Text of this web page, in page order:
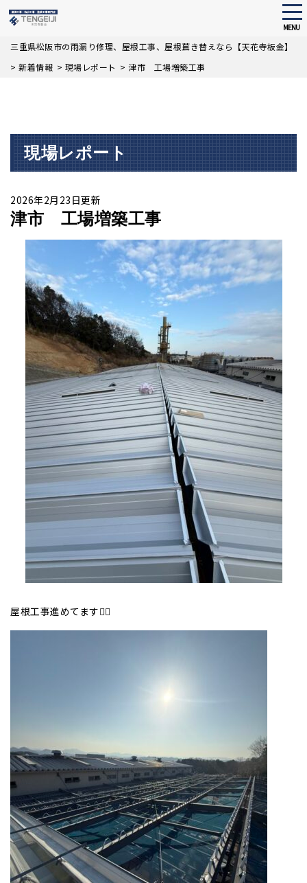
Skip
main
MENU
三重県松阪市の雨漏り修理、屋根工事、屋根葺き替えなら【天花寺板金】
> 新着情報 > 現場レポート > 津市 工場増築工事
現場レポート
2026年2月23日更新
津市 工場増築工事
屋根工事進めてます👷‍♀️